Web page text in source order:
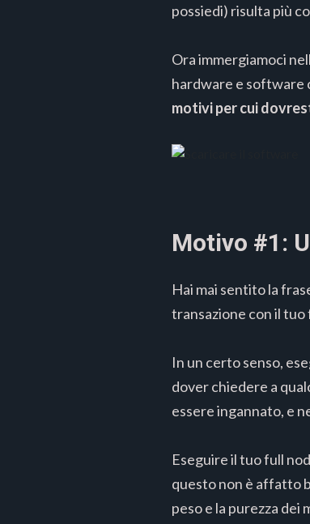
possiedi) risulta più
Ora immergiamoci
hardware e software
motivi per cui
Motivo #1:
Hai mai sentito la
transazione con il tuo
In un certo senso,
dover chiedere a
essere ingannato, e
Eseguire il tuo full
questo non è affatto
peso e la purezza dei